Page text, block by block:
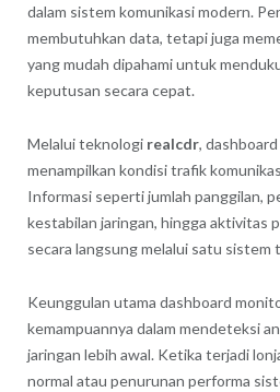
dalam sistem komunikasi modern.
membutuhkan data, tetapi juga
yang mudah dipahami untuk
keputusan secara cepat.
Melalui teknologi realcdr,
menampilkan kondisi trafik
Informasi seperti jumlah panggilan,
kestabilan jaringan, hingga aktivitas
secara langsung melalui satu sistem
Keunggulan utama dashboard
kemampuannya dalam mendeteksi
jaringan lebih awal. Ketika terjadi
normal atau penurunan performa